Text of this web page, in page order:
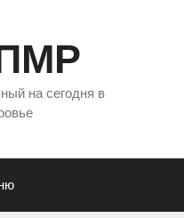
на сегодня в